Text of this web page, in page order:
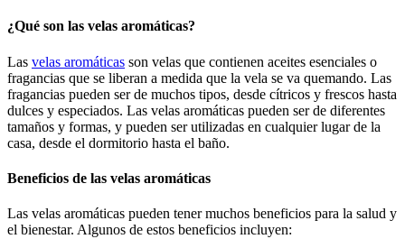
¿Qué son las velas aromáticas?
Las velas aromáticas son velas que contienen aceites esenciales o
fragancias que se liberan a medida que la vela se va quemando. Las
fragancias pueden ser de muchos tipos, desde cítricos y frescos hasta
dulces y especiados. Las velas aromáticas pueden ser de diferentes
tamaños y formas, y pueden ser utilizadas en cualquier lugar de la
casa, desde el dormitorio hasta el baño.
Beneficios de las velas aromáticas
Las velas aromáticas pueden tener muchos beneficios para la salud y
el bienestar. Algunos de estos beneficios incluyen: